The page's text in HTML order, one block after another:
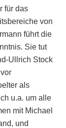
für das
von
führt die
Sie tut
Ullrich Stock
als
u.a. um alle
mit Michael
und